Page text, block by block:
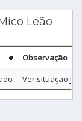
Leão
Observação
Ver situação